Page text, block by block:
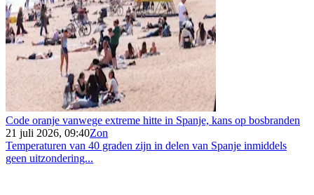
Code oranje vanwege extreme hitte in Spanje, kans op bosbranden
21 juli 2026, 09:40Zon
Temperaturen van 40 graden zijn in delen van Spanje inmiddels
geen uitzondering...